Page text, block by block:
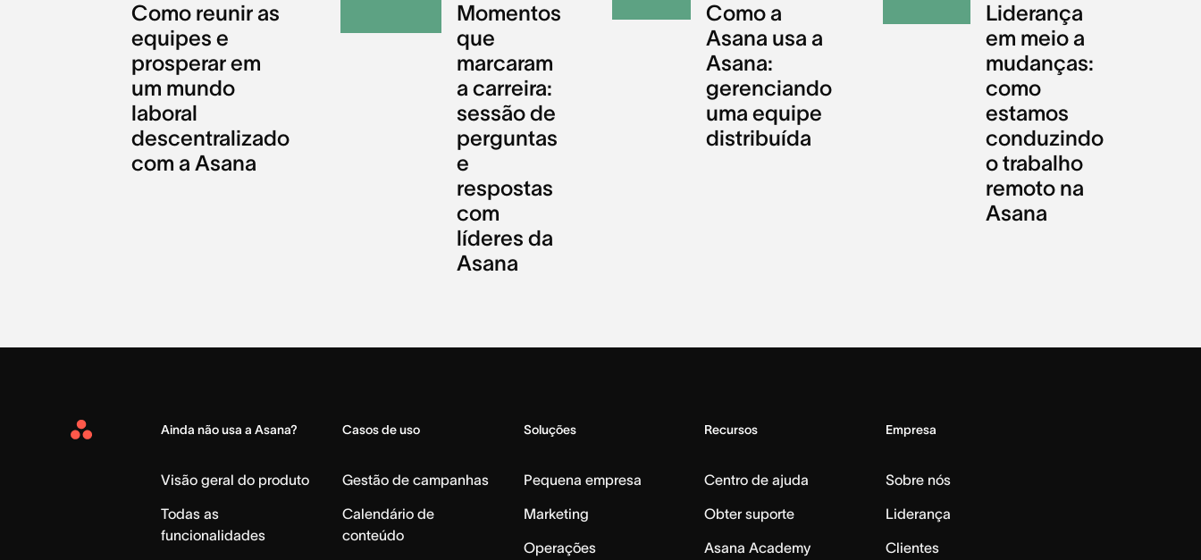
Como reunir as
equipes e
prosperar em
um mundo
laboral
descentralizado
com a Asana
Momentos
que
marcaram
a carreira:
sessão de
perguntas
e
respostas
com
líderes da
Asana
Como a
Asana usa a
Asana:
gerenciando
uma equipe
distribuída
Liderança
em meio a
mudanças:
como
estamos
conduzindo
o trabalho
remoto na
Asana
Asana
Ainda não usa a Asana?
Visão geral do produto
Todas as
funcionalidades
Casos de uso
Gestão de campanhas
Calendário de
conteúdo
Soluções
Pequena empresa
Marketing
Operações
Recursos
Centro de ajuda
Obter suporte
Asana Academy
Empresa
Sobre nós
Liderança
Clientes